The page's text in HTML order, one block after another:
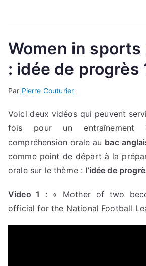
Women in
: idée de progrès
Par Pierre Couturier
Voici deux vidéos qui peuvent
fois pour un entraînement
compréhension orale au bac
comme point de départ à la
orale sur le thème : l’idée de
Video 1
: « Mother of two
official for the National Football